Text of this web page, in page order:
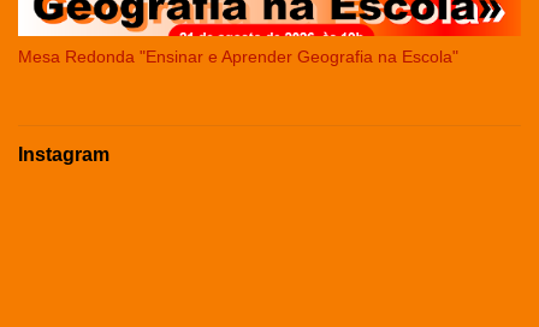
Mesa Redonda "Ensinar e Aprender Geografia na Escola"
Instagram